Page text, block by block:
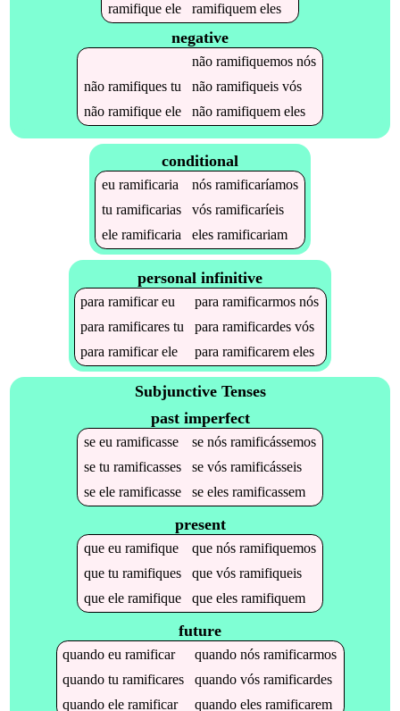
ramifiqueele ramifiquemeles
negative
não ramifiquemosnós
não ramifiquestu não ramifiqueisvós
não ramifiqueele não ramifiquemeles
conditional
eu ramificaria nós ramificaríamos
tu ramificarias vós ramificaríeis
ele ramificaria eles ramificariam
personal infinitive
pararamificareu pararamificarmos nós
pararamificares tu pararamificardes vós
pararamificarele pararamificarem eles
Subjunctive Tenses
past imperfect
se eu ramificasse se nós ramificássemos
se tu ramificasses se vós ramificásseis
se ele ramificasse se eles ramificassem
present
que eu ramifique que nós ramifiquemos
que tu ramifiques que vós ramifiqueis
que ele ramifique que eles ramifiquem
future
quandoeuramificar quandonósramificarmos
quandoturamificares quandovósramificardes
quandoeleramificar quandoelesramificarem